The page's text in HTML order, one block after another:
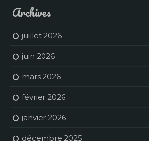
Archives
juillet 2026
juin 2026
mars 2026
février 2026
janvier 2026
décembre 2025